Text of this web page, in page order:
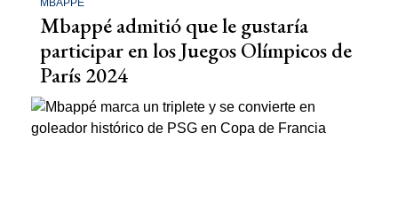
MBAPPÉ
Mbappé admitió que le gustaría
participar en los Juegos Olímpicos de
París 2024